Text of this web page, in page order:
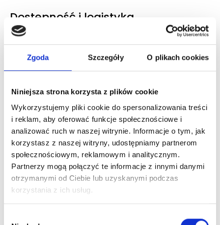
Zgoda Szczegóły O plikach cookies
Niniejsza strona korzysta z plików cookie
Wykorzystujemy pliki cookie do spersonalizowania treści
i reklam, aby oferować funkcje społecznościowe i
analizować ruch w naszej witrynie. Informacje o tym, jak
korzystasz z naszej witryny, udostępniamy partnerom
społecznościowym, reklamowym i analitycznym.
Partnerzy mogą połączyć te informacje z innymi danymi
otrzymanymi od Ciebie lub uzyskanymi podczas
korzystania z ich usług.
Dostępność i logistyka
Wysyłka / odbiór osobisty
Czas realizacji
To również może Ciebie
zainteresować
Zaloguj się, aby zobaczyć cenę
HERRERA LA BOMBA EDP
woda perfumowana